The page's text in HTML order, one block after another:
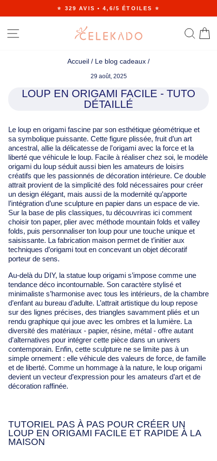
Diaporama
⭐ 329 AVIS • 4,6/5 ÉTOILES ⭐
NAVIGATION
Accueil / Le blog cadeaux /
29 août, 2025
LOUP EN ORIGAMI FACILE - TUTO
DÉTAILLÉ
Le loup en origami fascine par son esthétique géométrique et
sa symbolique puissante. Cette figure plissée, fruit d’un art
ancestral, allie la délicatesse de l'origami avec la force et la
liberté que véhicule le loup. Facile à réaliser chez soi, le modèle
origami du loup séduit aussi bien les amateurs de loisirs
créatifs que les passionnés de décoration intérieure. Ce double
attrait provient de la simplicité des fold nécessaires pour créer
un design élégant, mais aussi de la modernité qu’apporte
l’intégration d’une sculpture en papier dans un espace de vie.
Sur la base de plis classiques, tu découvriras ici comment
choisir ton paper, plier avec méthode mountain folds et valley
folds, puis personnaliser ton loup pour une touche unique et
saisissante. La fabrication maison permet de t’initier aux
techniques d’origami tout en concevant un objet décoratif
porteur de sens.
Au-delà du DIY, la statue loup origami s’impose comme une
tendance déco incontournable. Son caractère stylisé et
minimaliste s’harmonise avec tous les intérieurs, de la chambre
d’enfant au bureau d’adulte. L’attrait artistique du loup repose
sur des lignes précises, des triangles savamment pliés et un
rendu graphique qui joue avec les ombres et la lumière. La
diversité des matériaux - papier, résine, métal - offre autant
d’alternatives pour intégrer cette pièce dans un univers
contemporain. Enfin, cette sculpture ne se limite pas à un
simple ornement : elle véhicule des valeurs de force, de famille
et de liberté. Comme un hommage à la nature, le loup origami
devient un vecteur d’expression pour les amateurs d’art et de
décoration raffinée.
TUTORIEL PAS À PAS POUR CRÉER UN
LOUP EN ORIGAMI FACILE ET RAPIDE À LA
MAISON